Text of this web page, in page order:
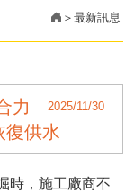
最新訊息
2025/11/30
力
復供水
時，施工廠商不